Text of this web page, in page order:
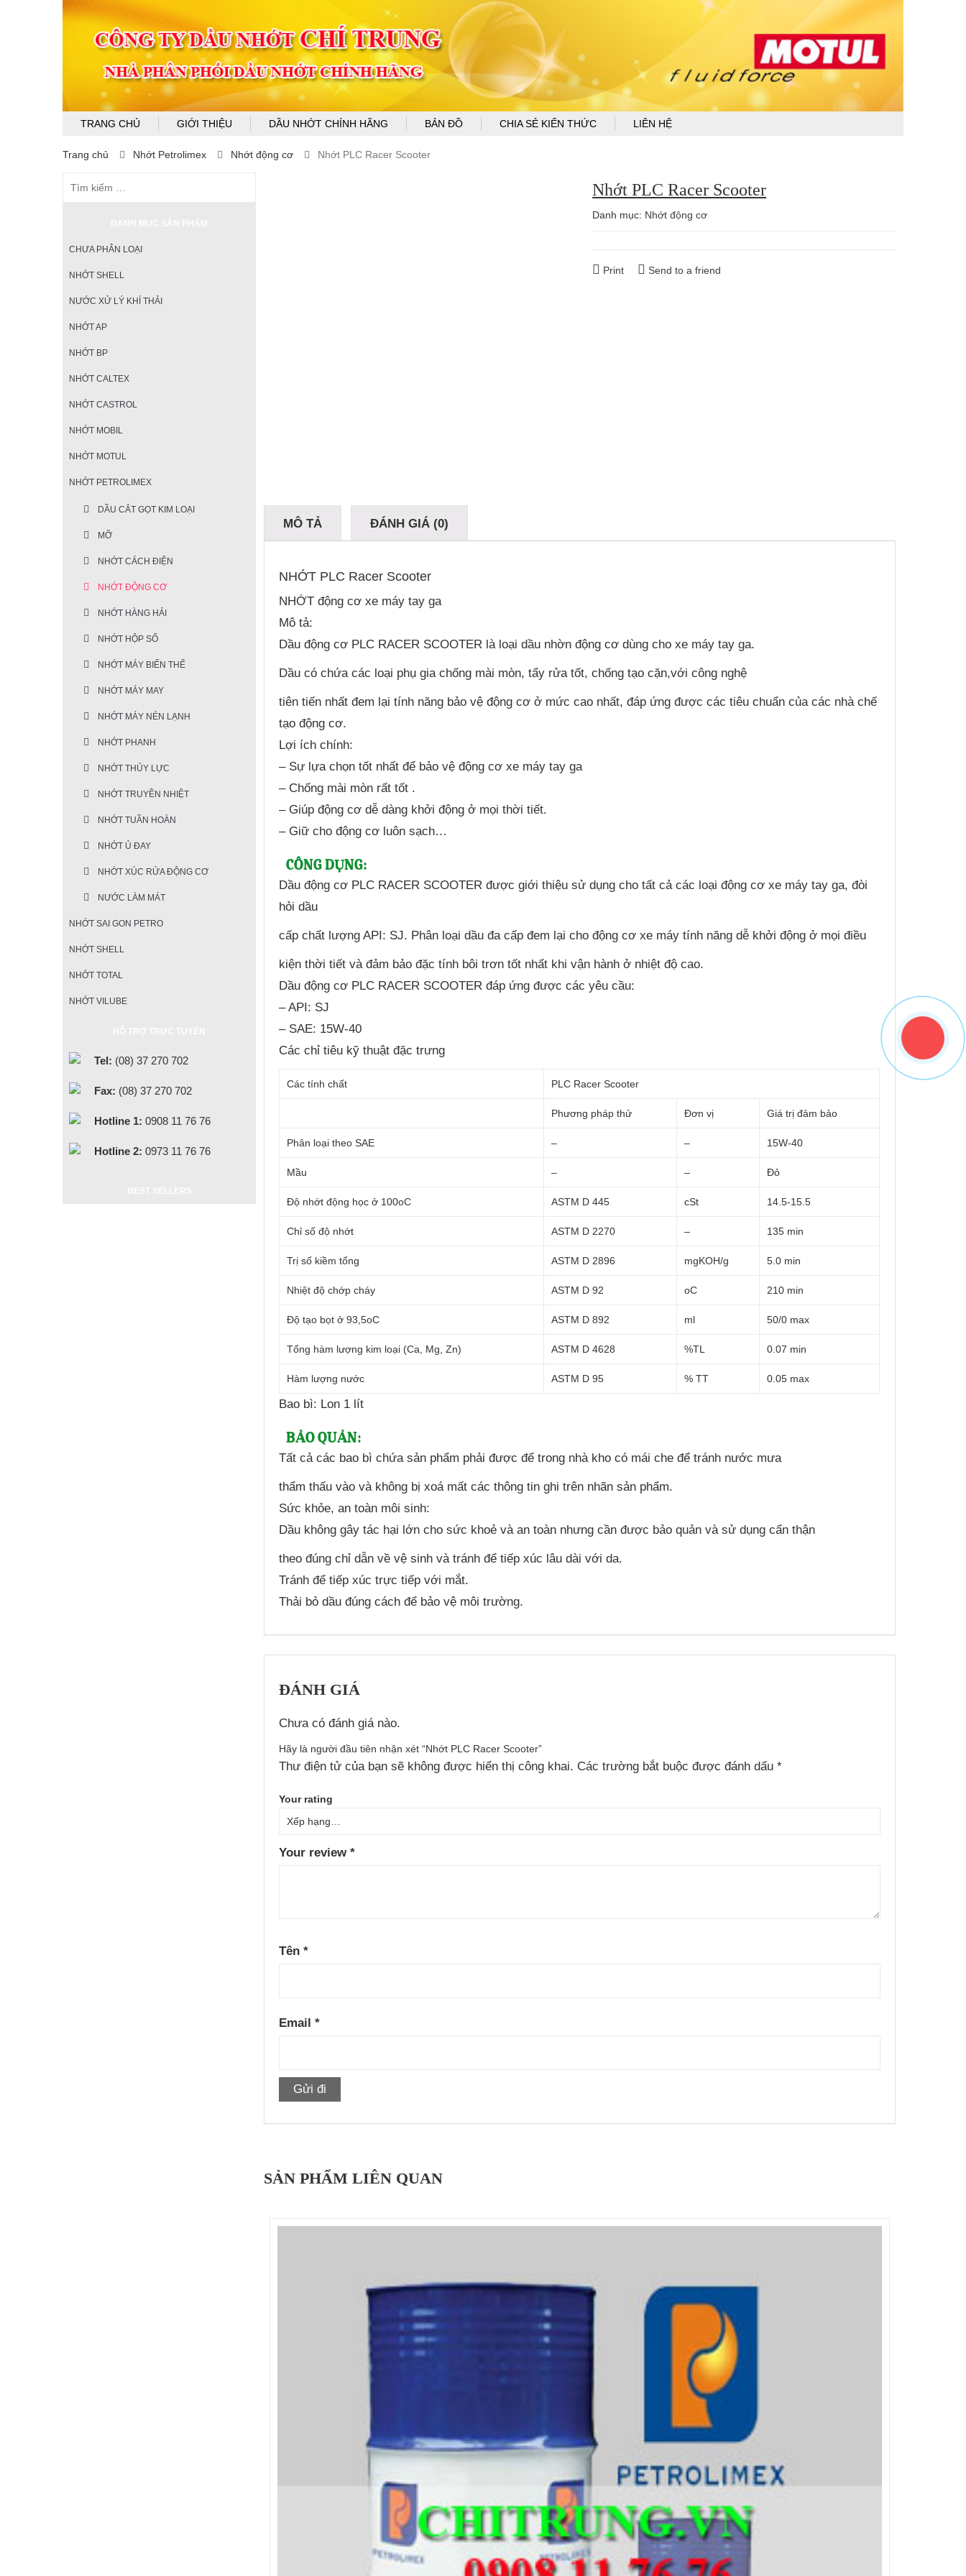
TRANG CHỦ GIỚI THIỆU DẦU NHỚT CHÍNH HÃNG BẢN ĐỒ CHIA SẺ KIẾN THỨC LIÊN HỆ
Trang chủ Nhớt Petrolimex Nhớt động cơ Nhớt PLC Racer Scooter
Nhớt PLC Racer Scooter
Danh mục: Nhớt động cơ
Print Send to a friend
MÔ TẢ ĐÁNH GIÁ (0)
NHỚT PLC Racer Scooter
NHỚT động cơ xe máy tay ga
Mô tả:
Dầu động cơ PLC RACER SCOOTER là loại dầu nhờn động cơ dùng cho xe máy tay ga.
Dầu có chứa các loại phụ gia chống mài mòn, tẩy rửa tốt, chống tạo cặn,với công nghệ
tiên tiến nhất đem lại tính năng bảo vệ động cơ ở mức cao nhất, đáp ứng được các tiêu chuẩn của các nhà chế
tạo động cơ.
Lợi ích chính:
– Sự lựa chọn tốt nhất để bảo vệ động cơ xe máy tay ga
– Chống mài mòn rất tốt .
– Giúp động cơ dễ dàng khởi động ở mọi thời tiết.
– Giữ cho động cơ luôn sạch…
CÔNG DỤNG:
Dầu động cơ PLC RACER SCOOTER được giới thiệu sử dụng cho tất cả các loại động cơ xe máy tay ga, đòi
hỏi dầu
cấp chất lượng API: SJ. Phân loại dầu đa cấp đem lại cho động cơ xe máy tính năng dễ khởi động ở mọi điều
kiện thời tiết và đảm bảo đặc tính bôi trơn tốt nhất khi vận hành ở nhiệt độ cao.
Dầu động cơ PLC RACER SCOOTER đáp ứng được các yêu cầu:
– API: SJ
– SAE: 15W-40
Các chỉ tiêu kỹ thuật đặc trưng
Các tính chất PLC Racer Scooter
Phương pháp thử Đơn vị Giá trị đảm bảo
Phân loại theo SAE – – 15W-40
Mầu – – Đỏ
Độ nhớt động học ở 100oC ASTM D 445 cSt 14.5-15.5
Chỉ số độ nhớt ASTM D 2270 – 135 min
Trị số kiềm tổng ASTM D 2896 mgKOH/g 5.0 min
Nhiệt độ chớp cháy ASTM D 92 oC 210 min
Độ tạo bọt ở 93,5oC ASTM D 892 ml 50/0 max
Tổng hàm lượng kim loại (Ca, Mg, Zn) ASTM D 4628 %TL 0.07 min
Hàm lượng nước ASTM D 95 % TT 0.05 max
Bao bì: Lon 1 lít
BẢO QUẢN:
Tất cả các bao bì chứa sản phẩm phải được để trong nhà kho có mái che để tránh nước mưa
thẩm thấu vào và không bị xoá mất các thông tin ghi trên nhãn sản phẩm.
Sức khỏe, an toàn môi sinh:
Dầu không gây tác hại lớn cho sức khoẻ và an toàn nhưng cần được bảo quản và sử dụng cẩn thận
theo đúng chỉ dẫn về vệ sinh và tránh để tiếp xúc lâu dài với da.
Tránh để tiếp xúc trực tiếp với mắt.
Thải bỏ dầu đúng cách để bảo vệ môi trường.
ĐÁNH GIÁ
Chưa có đánh giá nào.
Hãy là người đầu tiên nhận xét “Nhớt PLC Racer Scooter”
Thư điện tử của bạn sẽ không được hiển thị công khai. Các trường bắt buộc được đánh dấu*
Your rating
Your review*
Tên*
Email*
SẢN PHẨM LIÊN QUAN
CHƯA PHÂN LOẠI
NHỚT SHELL
NƯỚC XỬ LÝ KHÍ THẢI
NHỚT AP
NHỚT BP
NHỚT CALTEX
NHỚT CASTROL
NHỚT MOBIL
NHỚT MOTUL
NHỚT PETROLIMEX
DẦU CẮT GỌT KIM LOẠI
MỠ
NHỚT CÁCH ĐIỆN
NHỚT ĐỘNG CƠ
NHỚT HÀNG HẢI
NHỚT HỘP SỐ
NHỚT MÁY BIẾN THẾ
NHỚT MÁY MAY
NHỚT MÁY NÉN LẠNH
NHỚT PHANH
NHỚT THỦY LỰC
NHỚT TRUYỀN NHIỆT
NHỚT TUẦN HOÀN
NHỚT Ủ ĐAY
NHỚT XÚC RỬA ĐỘNG CƠ
NƯỚC LÀM MÁT
NHỚT SAI GON PETRO
NHỚT SHELL
NHỚT TOTAL
NHỚT VILUBE
Tel: (08) 37 270 702
Fax: (08) 37 270 702
Hotline 1: 0908 11 76 76
Hotline 2: 0973 11 76 76